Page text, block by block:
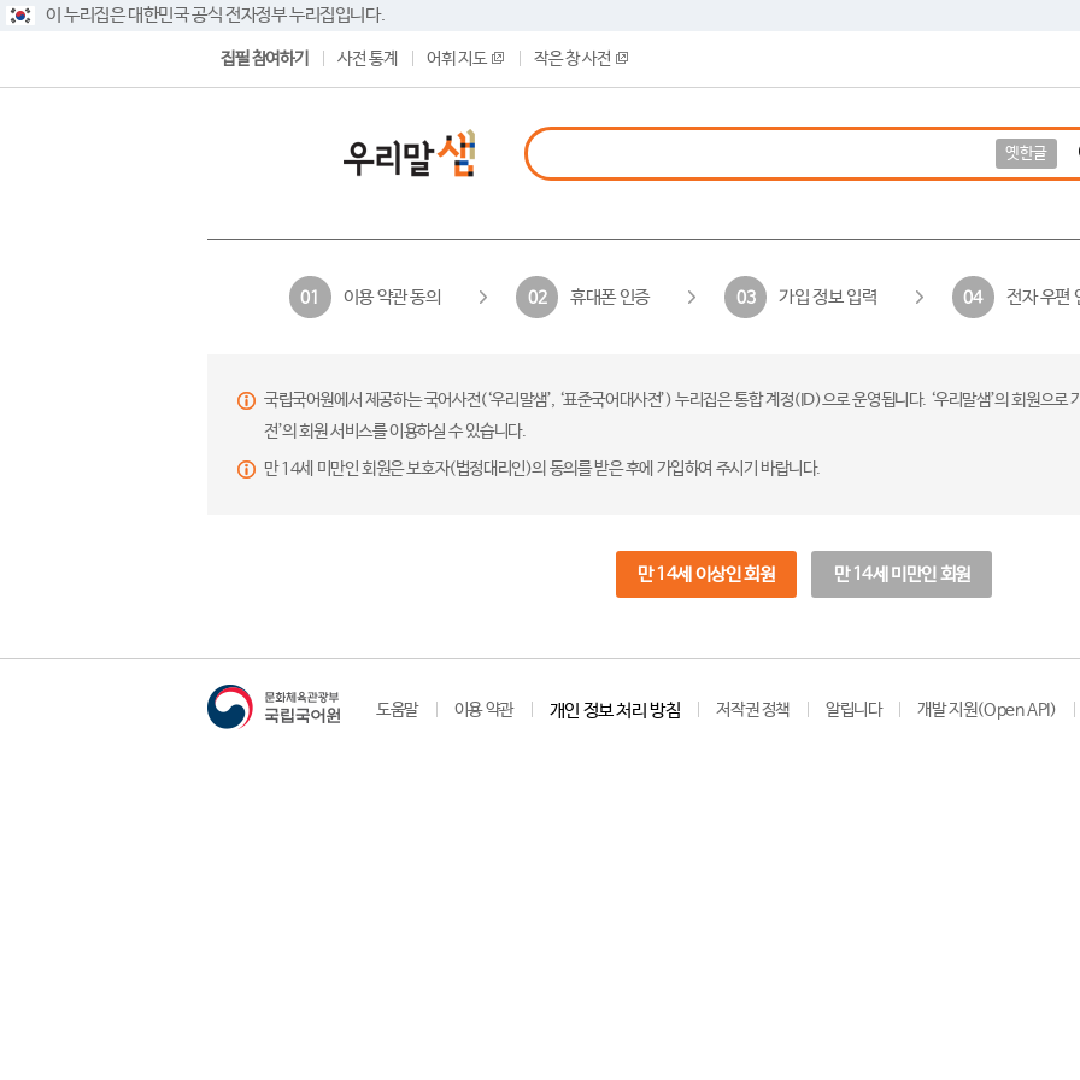
이 누리집은 대한민국 공식 전자정부 누리집입니다.
집필 참여하기 사전 통계 어휘 지도 작은 창 사전
옛한글
01 이용 약관 동의 02 휴대폰 인증 03 가입 정보 입력 04 전자 우편
국립국어원에서 제공하는 국어사전(‘우리말샘’, ‘표준국어대사전’) 누리집은 통합 계정(ID)으로 운영됩니다. ‘우리말샘’의 회원으
전’의 회원 서비스를 이용하실 수 있습니다.
만 14세 미만인 회원은 보호자(법정대리인)의 동의를 받은 후에 가입하여 주시기 바랍니다.
만 14세 이상인 회원 만 14세 미만인 회원
도움말 이용 약관 개인 정보 처리 방침 저작권 정책 알립니다 개발 지원(Open API)